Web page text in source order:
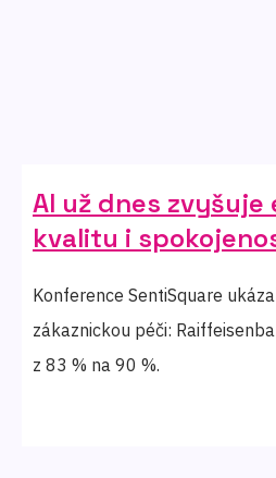
AI už dnes
kvalitu i
Konference SentiSquare
zákaznickou péči:
z 83 % na 90 %.